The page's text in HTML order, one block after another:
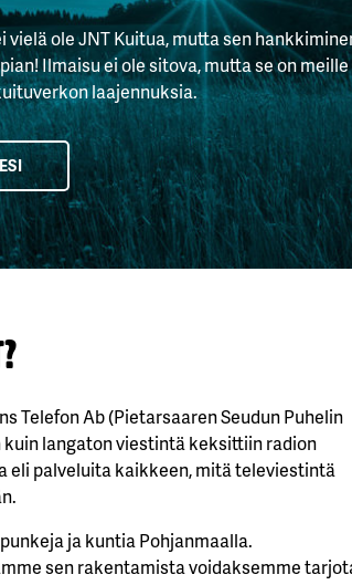
ole JNT Kuitua, mutta sen
Ilmaisu ei ole sitova, mutta se on meille
laajennuksia.
Telefon Ab (Pietarsaaren Seudun Puhelin
kuin langaton viestintä keksittiin radion
eli palveluita kaikkeen, mitä televiestintä
ja kuntia Pohjanmaalla.
sen rakentamista voidaksemme